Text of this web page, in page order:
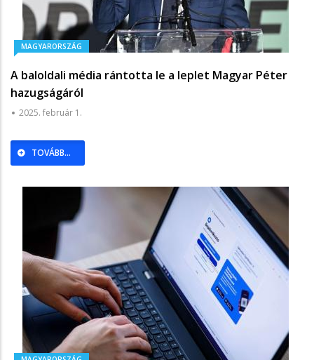
MAGYARORSZÁG
A baloldali média rántotta le a leplet Magyar Péter
hazugságáról
2025. február 1.
TOVÁBB...